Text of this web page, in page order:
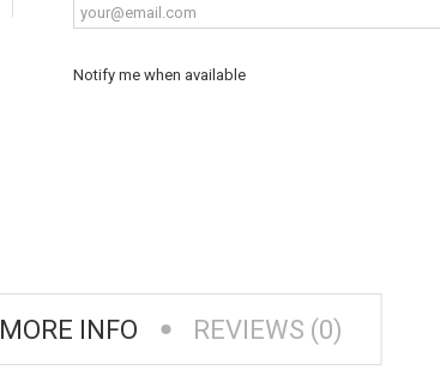
Notify me when available
MORE INFO REVIEWS (0)